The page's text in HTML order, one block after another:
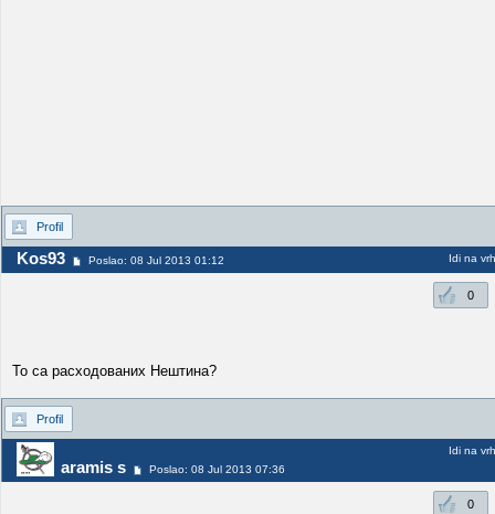
Profil
Kos93 Poslao: 08 Jul 2013 01:12 Idi na vrh
0
То са расходованих Нештина?
Profil
aramis s Poslao: 08 Jul 2013 07:36
Idi na vrh
0